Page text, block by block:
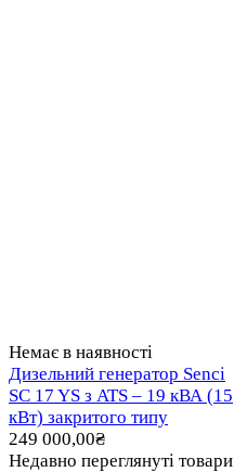
Немає в наявності
Дизельний генератор Senci
SC 17 YS з ATS – 19 кВА (15
кВт) закритого типу
249 000,00₴
Недавно переглянуті товари